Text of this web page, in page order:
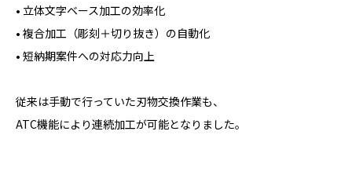
• 立体文字ベース加工の効率化
• 複合加工（彫刻＋切り抜き）の自動化
• 短納期案件への対応力向上
従来は手動で行っていた刃物交換作業も、
ATC機能により連続加工が可能となりました。